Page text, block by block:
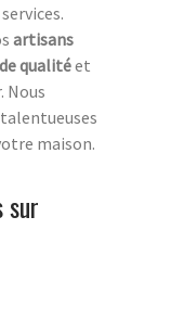
artisans
qualitéet
Nous
maison.
sur